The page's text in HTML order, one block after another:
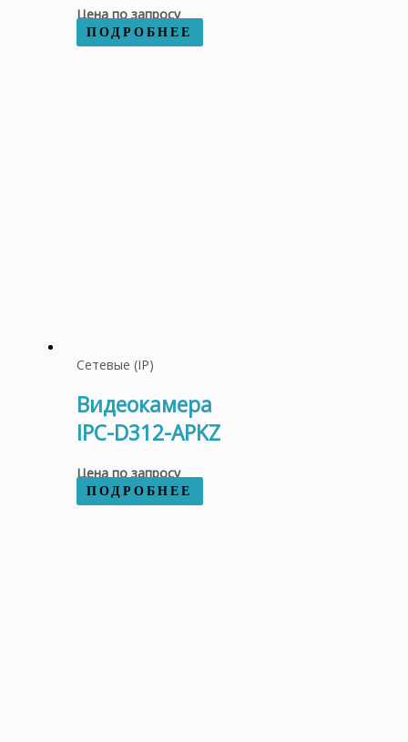
Цена по запросу
ПОДРОБНЕЕ
Сетевые (IP)
Видеокамера
IPC-D312-APKZ
Цена по запросу
ПОДРОБНЕЕ